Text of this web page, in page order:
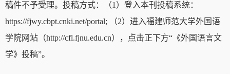
稿件不予受理。投稿方式：（1）登入本刊投稿系统：
https://fjwy.cbpt.cnki.net/portal; （2）进入福建师范大学外国语
学院网站（http://cfl.fjnu.edu.cn），点击正下方“《外国语言文
学》投稿”。